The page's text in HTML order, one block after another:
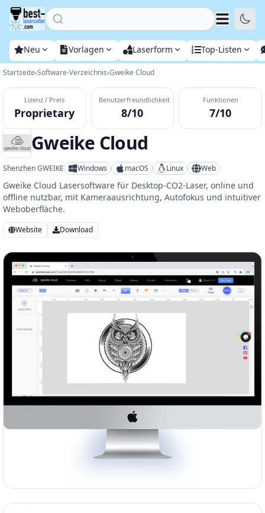
Home
Neu Vorlagen Laserform Top-Listen
Startseite›Software-Verzeichnis›Gweike Cloud
Gweike Cloud
Shenzhen GWEIKE Windows macOS Linux Web
Gweike Cloud Lasersoftware für Desktop-CO2-Laser, online und
offline nutzbar, mit Kameraausrichtung, Autofokus und intuitiver
Weboberfläche.
Website Download
Lizenz / Preis
Proprietary
Benutzerfreundlichkeit
8/10
Funktionen
7/10